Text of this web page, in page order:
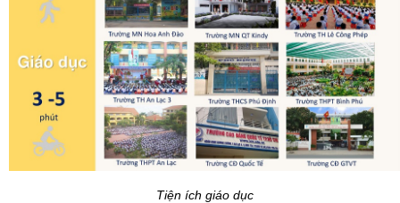
Tiện ích giáo dục